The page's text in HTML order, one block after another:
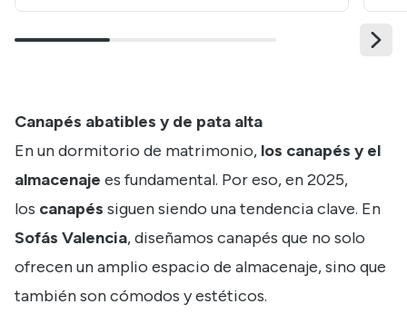
Canapés abatibles y de pata alta
En un dormitorio de matrimonio, los canapés y el
almacenaje es fundamental. Por eso, en 2025,
los canapés siguen siendo una tendencia clave. En
Sofás Valencia, diseñamos canapés que no solo
ofrecen un amplio espacio de almacenaje, sino que
también son cómodos y estéticos.